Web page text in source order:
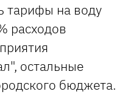
тарифы на воду
расходов
остальные
бюджета.